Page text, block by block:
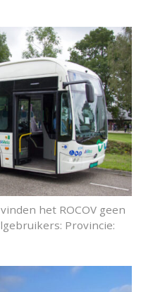
het ROCOV geen
Provincie: